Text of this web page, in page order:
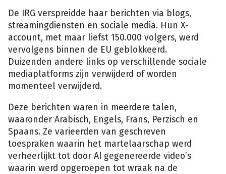
De IRG verspreidde haar berichten via blogs,
streamingdiensten en sociale media. Hun X-
account, met maar liefst 150.000 volgers, werd
vervolgens binnen de EU geblokkeerd.
Duizenden andere links op verschillende sociale
mediaplatforms zijn verwijderd of worden
momenteel verwijderd.
Deze berichten waren in meerdere talen,
waaronder Arabisch, Engels, Frans, Perzisch en
Spaans. Ze varieerden van geschreven
toespraken waarin het martelaarschap werd
verheerlijkt tot door AI gegenereerde video’s
waarin werd opgeroepen tot wraak na de